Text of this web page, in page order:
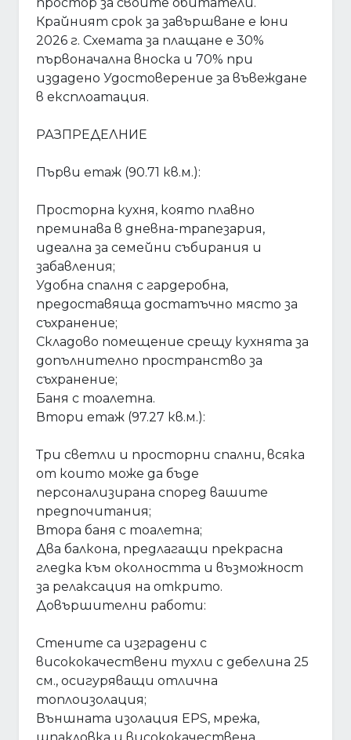
Крайният срок за завършване е юни
2026 г. Схемата за плащане е 30%
първоначална вноска и 70% при
издадено Удостоверение за въвеждане
в експлоатация.
РАЗПРЕДЕЛНИЕ
Първи етаж (90.71 кв.м.):
Просторна кухня, която плавно
преминава в дневна-трапезария,
идеална за семейни събирания и
забавления;
Удобна спалня с гардеробна,
предоставяща достатъчно място за
съхранение;
Складово помещение срещу кухнята за
допълнително пространство за
съхранение;
Баня с тоалетна.
Втори етаж (97.27 кв.м.):
Три светли и просторни спални, всяка
от които може да бъде
персонализирана според вашите
предпочитания;
Втора баня с тоалетна;
Два балкона, предлагащи прекрасна
гледка към околността и възможност
за релаксация на открито.
Довършителни работи:
Стените са изградени с
висококачествени тухли с дебелина 25
см., осигуряващи отлична
топлоизолация;
Външната изолация EPS, мрежа,